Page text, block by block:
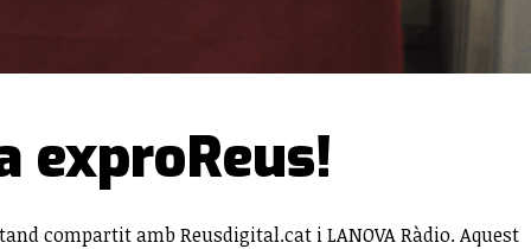
exproReus!
compartit amb Reusdigital.cat i LANOVA Ràdio. Aquest